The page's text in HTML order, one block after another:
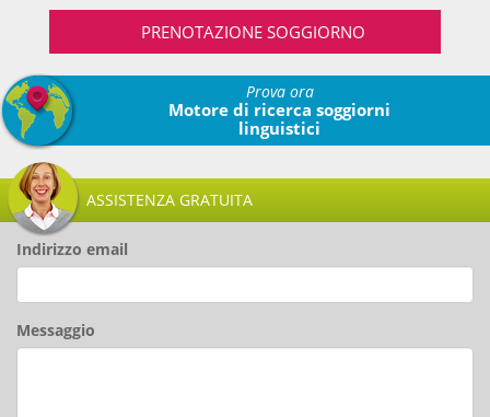
PRENOTAZIONE SOGGIORNO
Prova ora
Motore di ricerca soggiorni
linguistici
ASSISTENZA GRATUITA
Indirizzo email
Messaggio